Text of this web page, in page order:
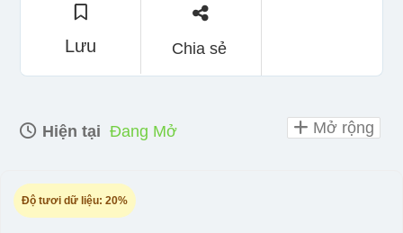
Lưu Chia sẻ
Hiện tại Đang Mở
Độ tươi dữ liệu: 20%
Mở rộng